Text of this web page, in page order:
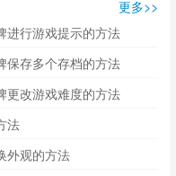
更多>>
进行游戏提示的方法
保存多个存档的方法
更改游戏难度的方法
法
外观的方法